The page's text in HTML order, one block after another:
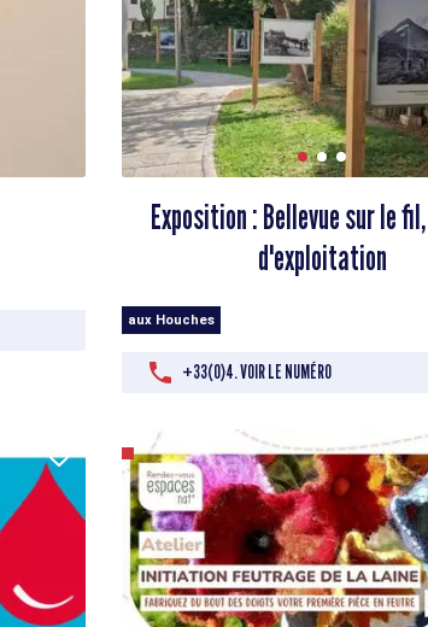
Exposition : Bellevue sur le
d'exploitation
aux Houches
+33(0)4. VOIR LE NUMÉRO